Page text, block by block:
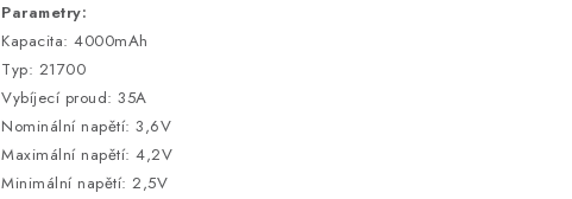
Parametry:
Kapacita: 4000mAh
Typ: 21700
Vybíjecí proud: 35A
Nominální napětí: 3,6V
Maximální napětí: 4,2V
Minimální napětí: 2,5V